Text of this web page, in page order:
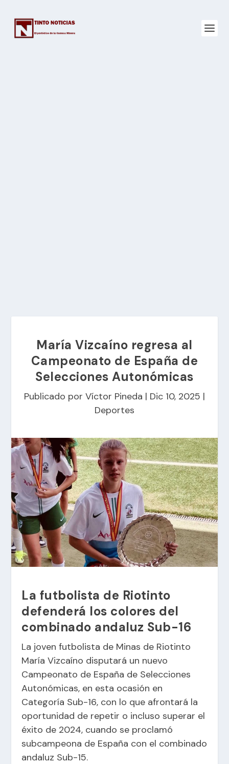
María Vizcaíno regresa al
Campeonato de España de
Selecciones Autonómicas
Publicado por Víctor Pineda | Dic 10, 2025 |
Deportes
La futbolista de Riotinto
defenderá los colores del
combinado andaluz Sub-16
La joven futbolista de Minas de Riotinto
María Vizcaíno disputará un nuevo
Campeonato de España de Selecciones
Autonómicas, en esta ocasión en
Categoría Sub-16, con lo que afrontará la
oportunidad de repetir o incluso superar el
éxito de 2024, cuando se proclamó
subcampeona de España con el combinado
andaluz Sub-15.